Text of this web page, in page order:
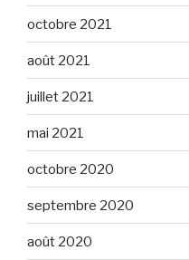
octobre 2021
août 2021
juillet 2021
mai 2021
octobre 2020
septembre 2020
août 2020